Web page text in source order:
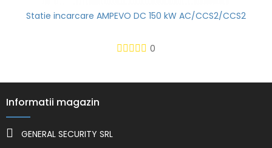
Statie incarcare AMPEVO DC 150 kW AC/CCS2/CCS2
0
Informatii magazin
GENERAL SECURITY SRL